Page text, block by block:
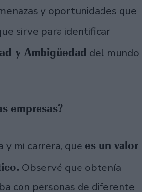
y oportunidades que
sirve para identificar
y Ambigüedad del mundo
empresas?
y mi carrera, que es un valor
Observé que obtenía
con personas de diferente